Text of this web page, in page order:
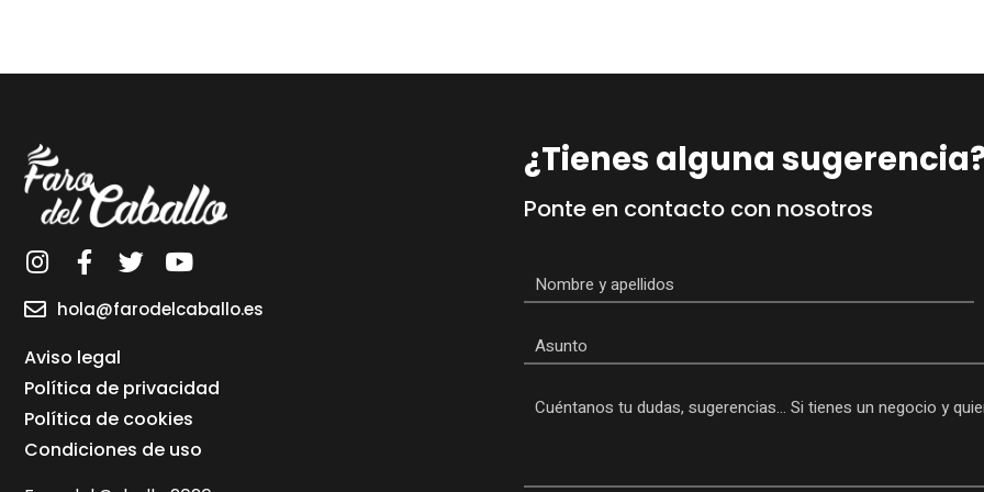
hola@farodelcaballo.es
Aviso legal
Política de privacidad
Política de cookies
Condiciones de uso
¿Tienes alguna
Ponte en contacto con nosotros
Nombre
*